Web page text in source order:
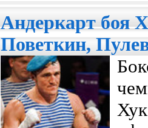
Андеркарт боя
Поветкин,